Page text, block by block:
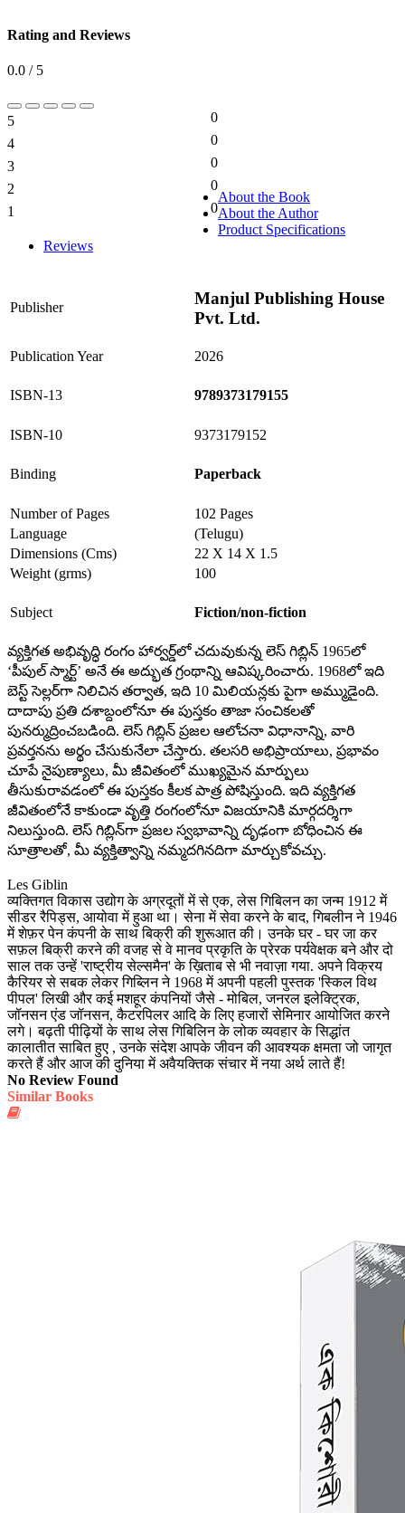
Rating and Reviews
0.0 / 5
5
0
4
0
3
0
2
0
1
0
About the Book
About the Author
Product Specifications
Reviews
Publisher
Manjul Publishing House
Pvt. Ltd.
Publication Year 2026
ISBN-13 9789373179155
ISBN-10 9373179152
Binding Paperback
Number of Pages
102 Pages
Language
(Telugu)
Dimensions (Cms)
22 X 14 X 1.5
Weight (grms)
100
Subject Fiction/non-fiction
వ్యక్తిగత అభివృద్ధి రంగం హార్వర్డ్‌లో చదువుకున్న లెస్ గిబ్లిన్ 1965లో
‘పీపుల్ స్మార్ట్’ అనే ఈ అద్భుత గ్రంథాన్ని ఆవిష్కరించారు. 1968లో ఇది
బెస్ట్ సెల్లర్‌గా నిలిచిన తర్వాత, ఇది 10 మిలియన్లకు పైగా అమ్ముడైంది.
దాదాపు ప్రతి దశాబ్దంలోనూ ఈ పుస్తకం తాజా సంచికలతో
పునర్ముద్రించబడింది. లెస్ గిబ్లిన్ ప్రజల ఆలోచనా విధానాన్ని, వారి
ప్రవర్తనను అర్థం చేసుకునేలా చేస్తారు. తలసరి అభిప్రాయాలు, ప్రభావం
చూపే నైపుణ్యాలు, మీ జీవితంలో ముఖ్యమైన మార్పులు
తీసుకురావడంలో ఈ పుస్తకం కీలక పాత్ర పోషిస్తుంది. ఇది వ్యక్తిగత
జీవితంలోనే కాకుండా వృత్తి రంగంలోనూ విజయానికి మార్గదర్శిగా
నిలుస్తుంది. లెస్ గిబ్లిన్‌గా ప్రజల స్వభావాన్ని దృఢంగా బోధించిన ఈ
సూత్రాలతో, మీ వ్యక్తిత్వాన్ని నమ్మదగినదిగా మార్చుకోవచ్చు.
Les Giblin
व्यक्तिगत विकास उद्योग के अग्रदूतों में से एक, लेस गिबिलन का जन्म 1912 में
सीडर रैपिड्स, आयोवा में हुआ था। सेना में सेवा करने के बाद, गिबलीन ने 1946
में शेफ़र पेन कंपनी के साथ बिक्री की शुरूआत की। उनके घर - घर जा कर
सफ़ल बिक्री करने की वजह से वे मानव प्रकृति के प्रेरक पर्यवेक्षक बने और दो
साल तक उन्हें 'राष्ट्रीय सेल्समैन' के ख़िताब से भी नवाज़ा गया. अपने विक्रय
कैरियर से सबक लेकर गिब्लिन ने 1968 में अपनी पहली पुस्तक 'स्किल विथ
पीपल' लिखी और कई मशहूर कंपनियों जैसे - मोबिल, जनरल इलेक्ट्रिक,
जॉनसन एंड जॉनसन, कैटरपिलर आदि के लिए हजारों सेमिनार आयोजित करने
लगे। बढ़ती पीढ़ियों के साथ लेस गिबिलिन के लोक व्यवहार के सिद्धांत
कालातीत साबित हुए , उनके संदेश आपके जीवन की आवश्यक क्षमता जो जागृत
करते हैं और आज की दुनिया में अवैयक्तिक संचार में नया अर्थ लाते हैं!
No Review Found
Similar Books